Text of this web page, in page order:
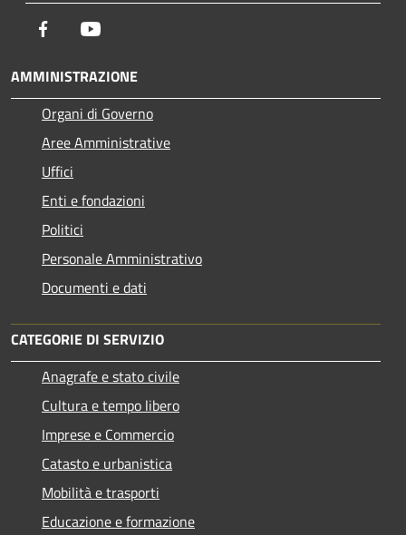
Facebook
AMMINISTRAZIONE
Organi di Governo
Aree Amministrative
Uffici
Enti e fondazioni
Politici
Personale Amministrativo
Documenti e dati
CATEGORIE DI SERVIZIO
Anagrafe e stato civile
Cultura e tempo libero
Imprese e Commercio
Catasto e urbanistica
Mobilità e trasporti
Educazione e formazione